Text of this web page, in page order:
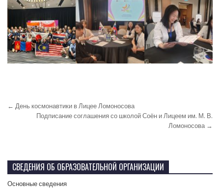
← День космонавтики в Лицее Ломоносова
Подписание соглашения со школой Соён и Лицеем им. М. В.
Ломоносова →
СВЕДЕНИЯ ОБ ОБРАЗОВАТЕЛЬНОЙ ОРГАНИЗАЦИИ
Основные сведения